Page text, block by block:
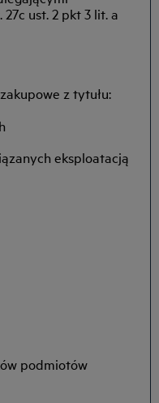
ust. 2 pkt 3 lit. a
z tytułu:
eksploatacją
podmiotów